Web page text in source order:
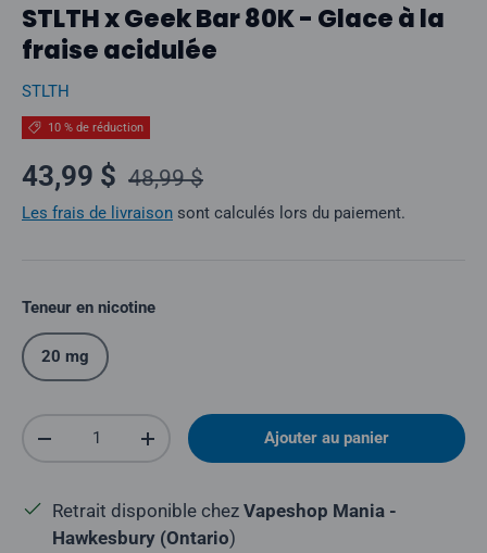
STLTH x Geek Bar 80K - Glace à la
fraise acidulée
STLTH
10 % de réduction
Prix soldé
43,99 $ Prix normal
48,99 $
Les frais de livraison sont calculés lors du paiement.
Teneur en nicotine
20 mg
Quantité
Réduire la quantitéAugmenter la quantitéAjouter au panier
Retrait disponible chez Vapeshop Mania -
Hawkesbury (Ontario)